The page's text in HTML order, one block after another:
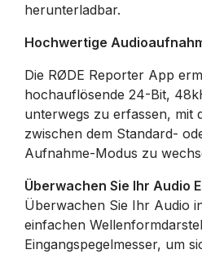
herunterladbar.
Hochwertige
Die RØDE Reporter App
hochauflösende 24-Bit,
unterwegs zu erfassen, mit
zwischen dem Standard-
Aufnahme-Modus zu
Überwachen Sie Ihr Audio
Überwachen Sie Ihr Audio
einfachen
Eingangspegelmesser, um